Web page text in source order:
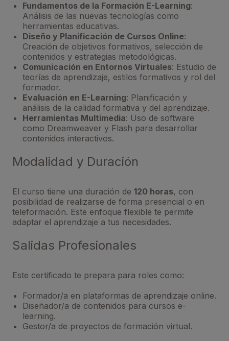
Fundamentos de la Formación E-Learning:
Análisis de las nuevas tecnologías como
herramientas educativas.
Diseño y Planificación de Cursos Online:
Creación de objetivos formativos, selección de
contenidos y estrategias metodológicas.
Comunicación en Entornos Virtuales: Estudio de
teorías de aprendizaje, estilos formativos y rol del
formador.
Evaluación en E-Learning: Planificación y
análisis de la calidad formativa y del aprendizaje.
Herramientas Multimedia: Uso de software
como Dreamweaver y Flash para desarrollar
contenidos interactivos.
Modalidad y Duración
El curso tiene una duración de 120 horas, con
posibilidad de realizarse de forma presencial o en
teleformación. Este enfoque flexible te permite
adaptar el aprendizaje a tus necesidades.
Salidas Profesionales
Este certificado te prepara para roles como:
Formador/a en plataformas de aprendizaje online.
Diseñador/a de contenidos para cursos e-
learning.
Gestor/a de proyectos de formación virtual.